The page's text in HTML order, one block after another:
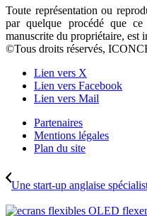
Toute représentation ou
par quelque procédé que
manuscrite du propriétaire, est
©Tous droits réservés,
Lien vers X
Lien vers Facebook
Lien vers Mail
Partenaires
Mentions légales
Plan du site
Une start-up anglaise